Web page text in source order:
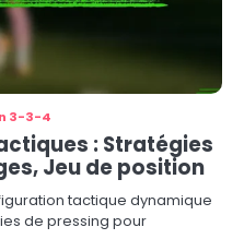
3-3-4
: Stratégies
Jeu de position
tactique dynamique
de pressing pour